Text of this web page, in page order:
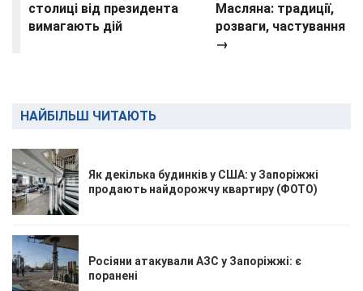
столиці від президента
вимагають дій
Масляна: традиції,
розваги, частування
→
НАЙБІЛЬШ ЧИТАЮТЬ
Як декілька будинків у США: у Запоріжжі
продають найдорожчу квартиру (ФОТО)
Росіяни атакували АЗС у Запоріжжі: є
поранені